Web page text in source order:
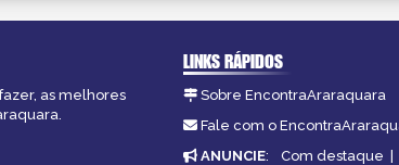
as melhores
LINKS RÁPIDOS
Sobre EncontraAraraquara
Fale com o
ANUNCIE: Com destaque |